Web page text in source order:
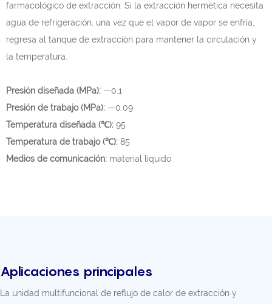
farmacológico de extracción. Si la extracción hermética necesita
agua de refrigeración, una vez que el vapor de vapor se enfría,
regresa al tanque de extracción para mantener la circulación y
la temperatura.
Presión diseñada (MPa): —0.1
Presión de trabajo (MPa): —0.09
Temperatura diseñada (℃): 95
Temperatura de trabajo (℃): 85
Medios de comunicación: material liquido
Aplicaciones principales
La unidad multifuncional de reflujo de calor de extracción y